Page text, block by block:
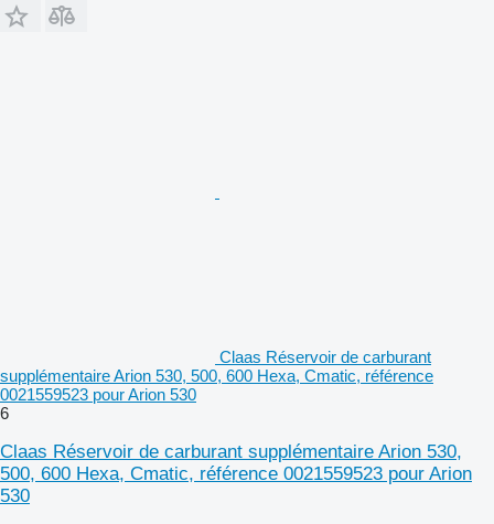
Claas Réservoir de carburant
supplémentaire Arion 530, 500, 600 Hexa, Cmatic, référence
0021559523 pour Arion 530
6
Claas Réservoir de carburant supplémentaire Arion 530,
500, 600 Hexa, Cmatic, référence 0021559523 pour Arion
530